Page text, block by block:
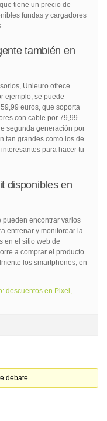
tiene un precio de
fundas y cargadores
también en
Unieuro ofrece
ejemplo, se puede
euros, que soporta
con cable por 79,99
segunda generación por
tan grandes como los de
para hacer tu
disponibles en
pueden encontrar varios
entrenar y monitorear la
en el sitio web de
a comprar el producto
los smartphones, en
descuentos en Pixel,
debate.